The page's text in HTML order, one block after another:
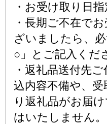
・お受け取り日
・長期ご不在で
ざいましたら、
○」とご記入くだ
・返礼品送付先
込内容不備や、受
り返礼品がお届
はいたしません